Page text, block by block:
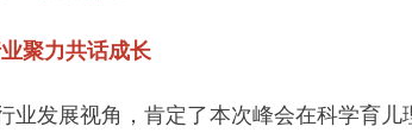
聚力共话成长
发展视角，肯定了本次峰会在科学育儿